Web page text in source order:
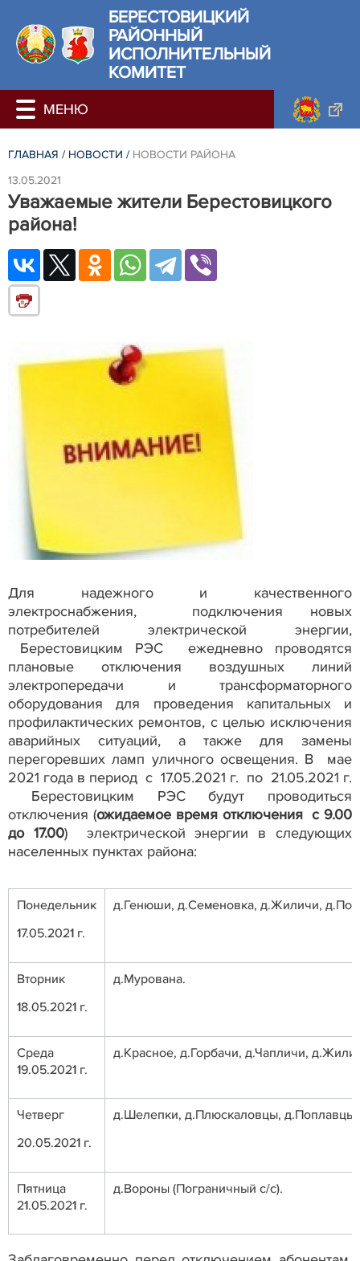
БЕРЕСТОВИЦКИЙ
РАЙОННЫЙ
ИСПОЛНИТЕЛЬНЫЙ
КОМИТЕТ
ГЛАВНАЯ / НОВОСТИ / НОВОСТИ РАЙОНА
13.05.2021
Уважаемые жители Берестовицкого
района!
Для надежного и качественного
электроснабжения, подключения новых
потребителей электрической энергии,
Берестовицким РЭС ежедневно проводятся
плановые отключения воздушных линий
электропередачи и трансформаторного
оборудования для проведения капитальных и
профилактических ремонтов, с целью исключения
аварийных ситуаций, а также для замены
перегоревших ламп уличного освещения. В мае
2021 года в период с 17.05.2021 г. по 21.05.2021 г.
Берестовицким РЭС будут проводиться
отключения (ожидаемое время отключения с 9.00
до 17.00) электрической энергии в следующих
населенных пунктах района:
Понедельник
17.05.2021 г.
д.Генюши, д.Семеновка, д.Жиличи,
Вторник
18.05.2021 г.
д.Мурована.
Среда
19.05.2021 г.
д.Красное, д.Горбачи, д.Чапличи,
Четверг
20.05.2021 г.
д.Шелепки, д.Плюскаловцы,
Пятница
21.05.2021 г.
д.Вороны (Пограничный с/с).